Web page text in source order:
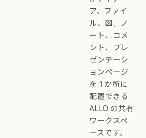
ア、ファイ
ル、図、ノ
ート、コメ
ント、プレ
ゼンテーシ
ョンページ
を 1 か所に
配置できる
ALLO の共有
ワークスペ
ースです。